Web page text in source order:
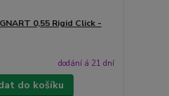
0,55 Rigid Click -
dodání á 21 dní
do košíku